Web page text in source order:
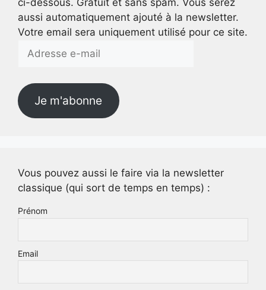
ci-dessous. Gratuit et sans spam. Vous serez
aussi automatiquement ajouté à la newsletter.
Votre email sera uniquement utilisé pour ce site.
Adresse
Je m'abonne
Vous pouvez aussi le faire via la newsletter
classique (qui sort de temps en temps) :
Prénom
Email